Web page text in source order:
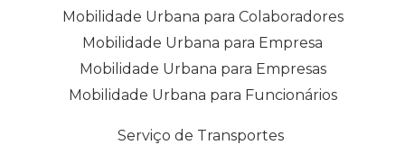
Mobilidade Urbana para Colaboradores
Mobilidade Urbana para Empresa
Mobilidade Urbana para Empresas
Mobilidade Urbana para Funcionários
Serviço de Transportes